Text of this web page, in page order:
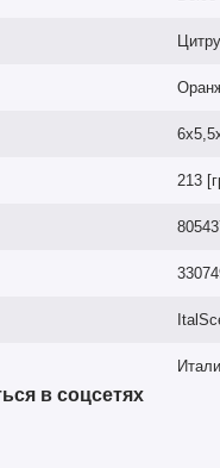
213
в соцсетях